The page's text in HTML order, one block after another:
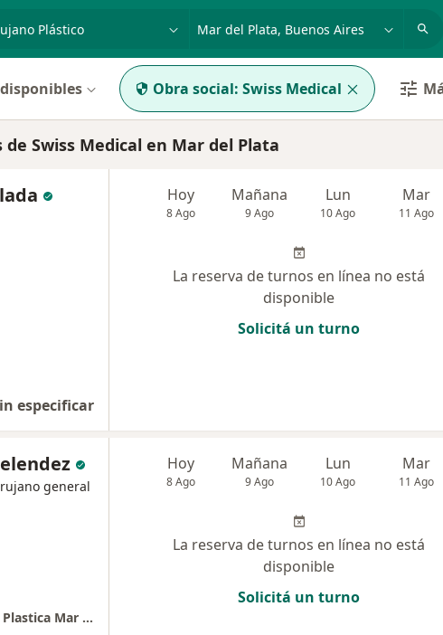
enfermedad o nombre
Obra social: Swiss Medical
Swiss Medical en Mar del Plata
especificar
Hoy
8 Ago
Mañana
9 Ago
Lun
10 Ago
Mar
11 Ago
La reserva de turnos en línea no está
disponible
Solicitá un turno
general
Dr. Melendez Cirugia Plastica - Cirugia Plastica Mar del Plata
Hoy
8 Ago
Mañana
9 Ago
Lun
10 Ago
Mar
11 Ago
La reserva de turnos en línea no está
disponible
Solicitá un turno